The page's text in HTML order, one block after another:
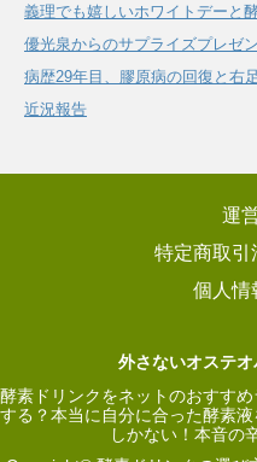
義理でも嬉しいホワイトデーと
優光泉からのサプライズプレゼ
病歴29年目、膠原病の回復と右
近況報告
運
特定商取引
個人情
外さないオステ
酵素ドリンクをネットのおすす
する？本当に自分に合った酵素
しかない！本音の